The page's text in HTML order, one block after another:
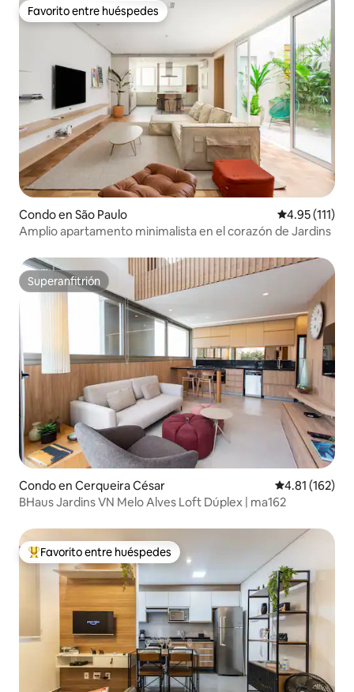
Favorito entre huéspedes
Favorito entre huéspedes
Condo en São Paulo Calificación
4.95 (111)
Amplio apartamento minimalista en el corazón de Jardins
Superanfitrión
Superanfitrión
Condo en Cerqueira César Calificación
4.81 (162)
BHaus Jardins VN Melo Alves Loft Dúplex | ma162
Favorito entre huéspedes preferido
Favorito entre huéspedes